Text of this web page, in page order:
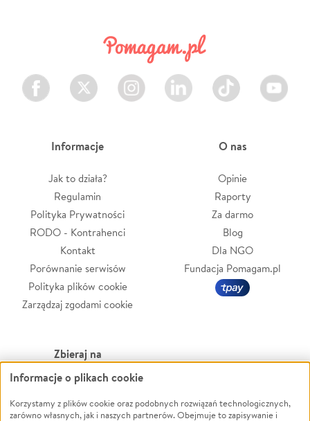
Facebook Twitter Instagram LinkedIn TikTok Youtube
Informacje
Jak to działa?
Regulamin
Polityka Prywatności
RODO - Kontrahenci
Kontakt
Porównanie serwisów
Polityka plików cookie
Zarządzaj zgodami cookie
O nas
Opinie
Raporty
Za darmo
Blog
Dla NGO
Fundacja Pomagam.pl
Zbieraj na
Leczenie
Zwierzęta
Powódź
Informacje o plikach cookie
Korzystamy z plików cookie oraz podobnych rozwiązań technologicznych,
zarówno własnych, jak i naszych partnerów. Obejmuje to zapisywanie i